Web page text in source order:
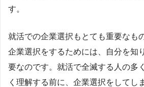
す。
就活での企業選択もとても重要なも
企業選択をするためには、自分を知
要なのです。就活で全滅する人の多
く理解する前に、企業選択をしてし